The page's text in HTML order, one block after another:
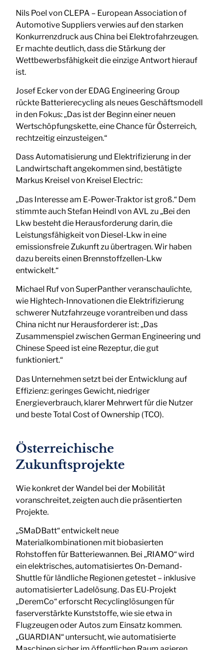
Nils Poel von CLEPA – European Association of
Automotive Suppliers verwies auf den starken
Konkurrenzdruck aus China bei Elektrofahrzeugen.
Er machte deutlich, dass die Stärkung der
Wettbewerbsfähigkeit die einzige Antwort hierauf
ist.
Josef Ecker von der EDAG Engineering Group
rückte Batterierecycling als neues Geschäftsmodell
in den Fokus: „Das ist der Beginn einer neuen
Wertschöpfungskette, eine Chance für Österreich,
rechtzeitig einzusteigen.“
Dass Automatisierung und Elektrifizierung in der
Landwirtschaft angekommen sind, bestätigte
Markus Kreisel von Kreisel Electric:
„Das Interesse am E-Power-Traktor ist groß.“ Dem
stimmte auch Stefan Heindl von AVL zu „Bei den
Lkw besteht die Herausforderung darin, die
Leistungsfähigkeit von Diesel-Lkw in eine
emissionsfreie Zukunft zu übertragen. Wir haben
dazu bereits einen Brennstoffzellen-Lkw
entwickelt.“
Michael Ruf von SuperPanther veranschaulichte,
wie Hightech-Innovationen die Elektrifizierung
schwerer Nutzfahrzeuge vorantreiben und dass
China nicht nur Herausforderer ist: „Das
Zusammenspiel zwischen German Engineering und
Chinese Speed ist eine Rezeptur, die gut
funktioniert.“
Das Unternehmen setzt bei der Entwicklung auf
Effizienz: geringes Gewicht, niedriger
Energieverbrauch, klarer Mehrwert für die Nutzer
und beste Total Cost of Ownership (TCO).
Österreichische
Zukunftsprojekte
Wie konkret der Wandel bei der Mobilität
voranschreitet, zeigten auch die präsentierten
Projekte.
„SMaDBatt“ entwickelt neue
Materialkombinationen mit biobasierten
Rohstoffen für Batteriewannen. Bei „RIAMO“ wird
ein elektrisches, automatisiertes On-Demand-
Shuttle für ländliche Regionen getestet – inklusive
automatisierter Ladelösung. Das EU-Projekt
„DeremCo“ erforscht Recyclinglösungen für
faserverstärkte Kunststoffe, wie sie etwa in
Flugzeugen oder Autos zum Einsatz kommen.
„GUARDIAN“ untersucht, wie automatisierte